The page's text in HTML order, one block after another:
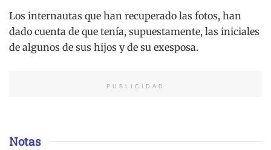
Los internautas que han recuperado las fotos, han
dado cuenta de que tenía, supuestamente, las iniciales
de algunos de sus hijos y de su exesposa.
PUBLICIDAD
Notas